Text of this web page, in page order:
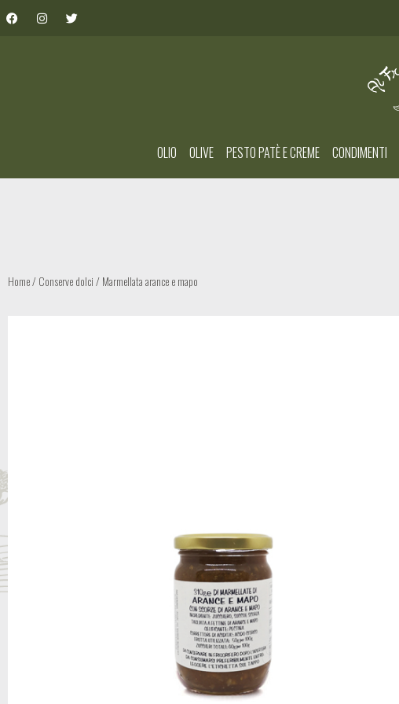
OLIO OLIVE PESTO PATÈ E CREME CONDIMENTI
Home/Conserve dolci/ Marmellata arance e mapo